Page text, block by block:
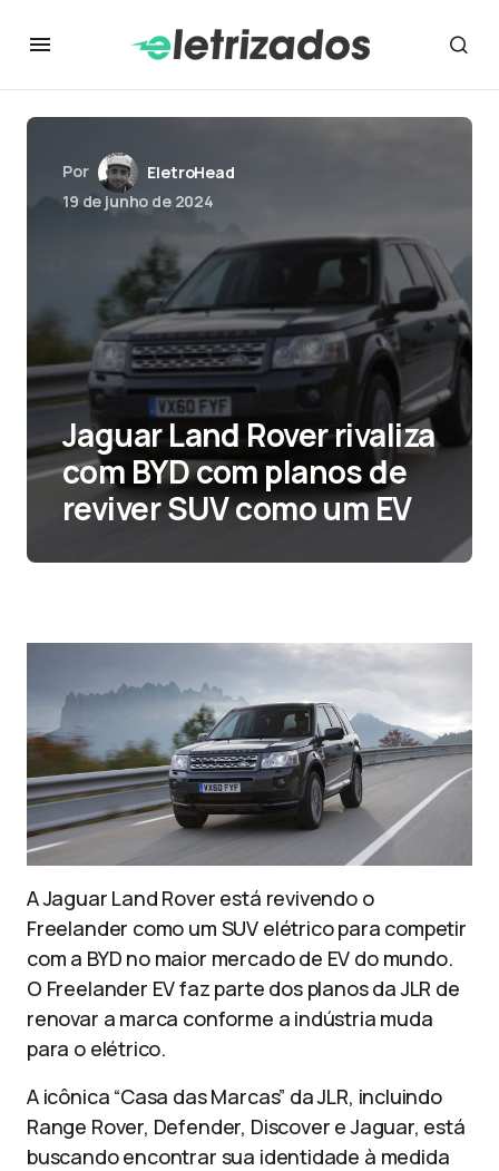
Por
EletroHead
19 de junho de 2024
Jaguar Land Rover rivaliza
com BYD com planos de
reviver SUV como um EV
A Jaguar Land Rover está revivendo o
Freelander como um SUV elétrico para competir
com a BYD no maior mercado de EV do mundo.
O Freelander EV faz parte dos planos da JLR de
renovar a marca conforme a indústria muda
para o elétrico.
A icônica “Casa das Marcas” da JLR, incluindo
Range Rover, Defender, Discover e Jaguar, está
buscando encontrar sua identidade à medida